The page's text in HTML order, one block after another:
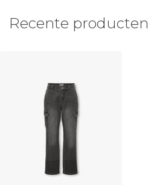
Recente producten